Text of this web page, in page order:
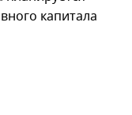
капитала